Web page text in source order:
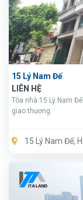
15 Lý Nam Đế
LIÊN HỆ
Tòa nhà 15 Lý Nam
giao thương.
15 Lý Nam Đế,